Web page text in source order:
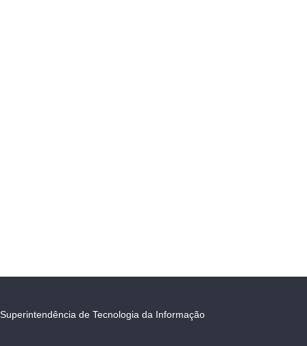
Superintendência de Tecnologia da Informação